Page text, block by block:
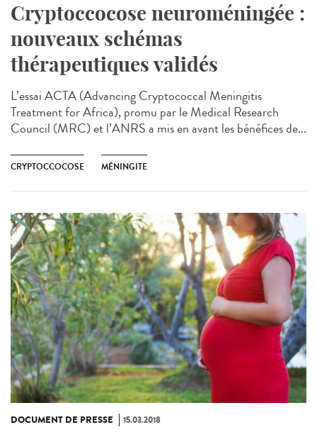
Cryptoccocose neuroméningée :
nouveaux schémas
thérapeutiques validés
L’essai ACTA (Advancing Cryptococcal Meningitis
Treatment for Africa), promu par le Medical Research
Council (MRC) et l’ANRS a mis en avant les bénéfices de...
CRYPTOCCOCOSE MÉNINGITE
DOCUMENT DE PRESSE 15.03.2018